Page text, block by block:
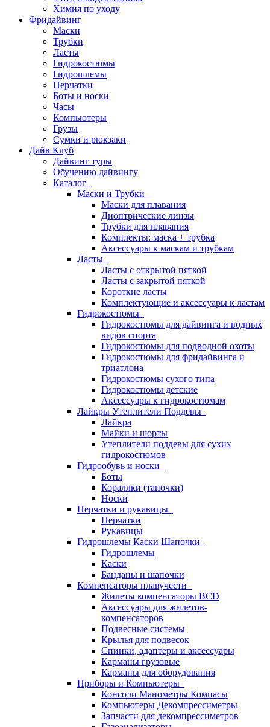
Химия по уходу
Фридайвинг
Маски
Трубки
Ласты
Гидрокостюмы
Гидрошлемы
Перчатки
Боты и носки
Часы
Компьютеры
Грузы
Сумки и рюкзаки
Дайв Клуб
Дайвинг туры
Обучению дайвингу
Каталог
Маски и Трубки
Маски для плавания
Диоптрические линзы
Трубки для плавания
Комплекты: маска + трубка
Аксессуары к маскам и трубкам
Ласты
Ласты с открытой пяткой
Ласты с закрытой пяткой
Короткие ласты
Комплектующие и аксессуары к ластам
Гидрокостюмы
Гидрокостюмы для дайвинга и водных
видов спорта
Гидрокостюмы для подводной охоты
Гидрокостюмы для фридайвинга и
триатлона
Гидрокостюмы сухого типа
Гидрокостюмы детские
Аксессуары к гидрокостюмам
Лайкры Утеплители Поддевы
Лайкра
Майки и шорты
Утеплители поддевы для сухих
гидрокостюмов
Гидрообувь и носки
Боты
Кораллки (тапочки)
Носки
Перчатки и рукавицы
Перчатки
Рукавицы
Гидрошлемы Каски Шапочки
Гидрошлемы
Каски
Банданы и шапочки
Компенсаторы плавучести
Жилеты компенсаторы BCD
Аксессуары для жилетов-
компенсаторов
Подвесные системы
Крылья для подвесок
Спинки, адаптеры и аксессуары
Карманы грузовые
Карманы для оборудования
Приборы и Компьютеры
Консоли Манометры Компасы
Компьютеры Декомпрессиметры
Запчасти для декомпрессиметров